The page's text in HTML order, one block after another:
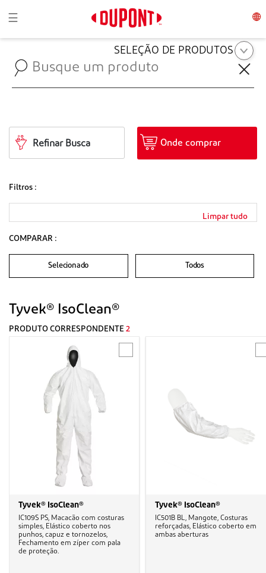
Toggle navigation
☰
SELEÇÃO DE PRODUTOS
Refinar Busca Onde comprar
Filtros :
Limpar tudo
COMPARAR :
Selecionado Todos
Tyvek® IsoClean®
PRODUTO CORRESPONDENTE 2
Tyvek® IsoClean®
IC109S PS, Macacão com costuras
simples, Elástico coberto nos
punhos, capuz e tornozelos,
Fechamento em zíper com pala
de proteção.
Tyvek® IsoClean®
IC501B BL, Mangote, Costuras
reforçadas, Elástico coberto em
ambas aberturas